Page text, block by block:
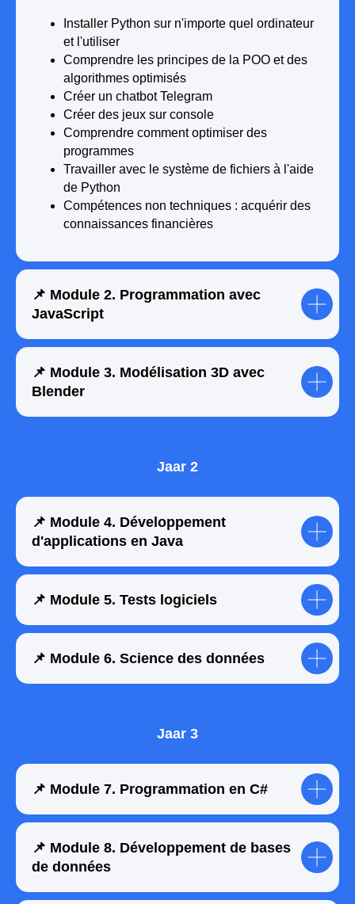
Installer Python sur n'importe quel ordinateur
et l'utiliser
Comprendre les principes de la POO et des
algorithmes optimisés
Créer un chatbot Telegram
Créer des jeux sur console
Comprendre comment optimiser des
programmes
Travailler avec le système de fichiers à l'aide
de Python
Compétences non techniques : acquérir des
connaissances financières
📌 Module 2. Programmation avec
JavaScript
📌 Module 3. Modélisation 3D avec
Blender
Jaar 2
📌 Module 4. Développement
d'applications en Java
📌 Module 5. Tests logiciels
📌 Module 6. Science des données
Jaar 3
📌 Module 7. Programmation en C#
📌 Module 8. Développement de bases
de données
Inscrivez-vous à un cours d’essai gratuit
Certificat reconnu
à l’international
Un avantage pour les inscriptions
Un plus sur le CV de votre enfant,